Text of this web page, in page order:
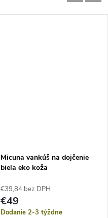
Micuna vankúš na dojčenie
biela eko koža
€39,84 bez DPH
€49
Dodanie 2-3 týždne